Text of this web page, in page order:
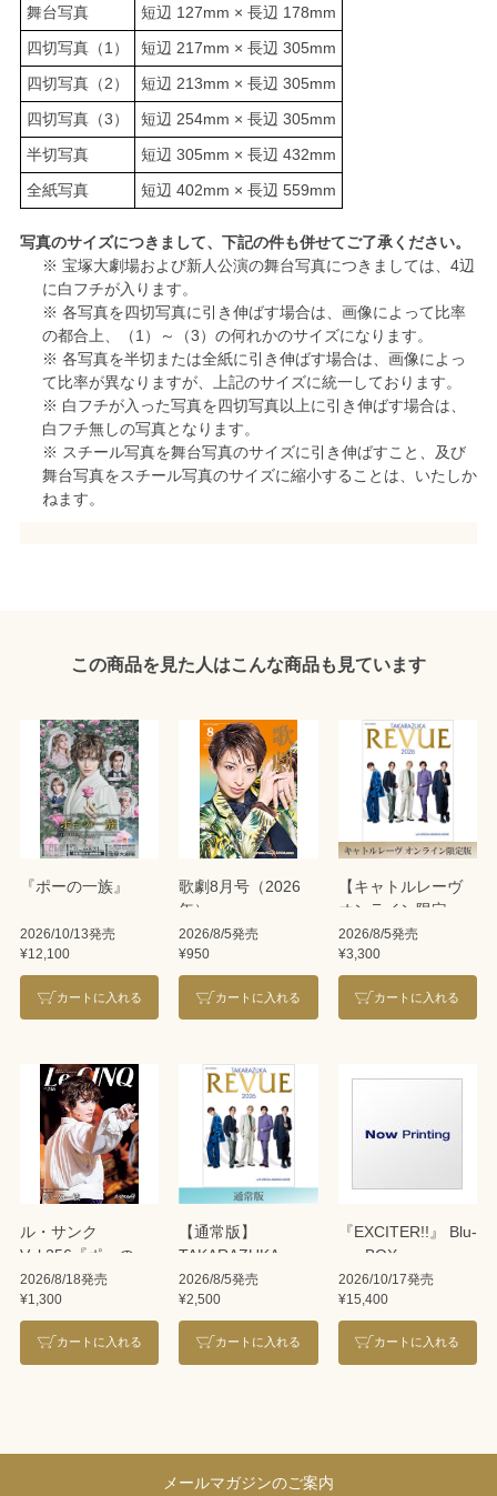
舞台写真
短辺 127mm × 長辺 178mm
四切写真（1）
短辺 217mm × 長辺 305mm
四切写真（2）
短辺 213mm × 長辺 305mm
四切写真（3）
短辺 254mm × 長辺 305mm
半切写真
短辺 305mm × 長辺 432mm
全紙写真
短辺 402mm × 長辺 559mm
写真のサイズにつきまして、下記の件も併せてご了承ください。
※ 宝塚大劇場および新人公演の舞台写真につきましては、4辺
に白フチが入ります。
※ 各写真を四切写真に引き伸ばす場合は、画像によって比率
の都合上、（1）～（3）の何れかのサイズになります。
※ 各写真を半切または全紙に引き伸ばす場合は、画像によっ
て比率が異なりますが、上記のサイズに統一しております。
※ 白フチが入った写真を四切写真以上に引き伸ばす場合は、
白フチ無しの写真となります。
※ スチール写真を舞台写真のサイズに引き伸ばすこと、及び
舞台写真をスチール写真のサイズに縮小することは、いたしか
ねます。
この商品を見た人はこんな商品も見ています
『ポーの一族』
2026/10/13発売
¥12,100
カートに入れる
歌劇8月号（2026
年）
2026/8/5発売
¥950
カートに入れる
【キャトルレーヴ
オンライン限定
版】TAKARAZUKA
REVUE 2026
2026/8/5発売
¥3,300
カートに入れる
ル・サンク
Vol.256『ポーの一
族』＜雪組＞
2026/8/18発売
¥1,300
カートに入れる
【通常版】
TAKARAZUKA
REVUE 2026
2026/8/5発売
¥2,500
カートに入れる
『EXCITER!!』 Blu-
ray BOX
2026/10/17発売
¥15,400
カートに入れる
メールマガジンのご案内